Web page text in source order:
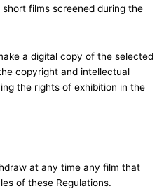
films screened during the
a digital copy of the selected
copyright and intellectual
the rights of exhibition in the
at any time any film that
of these Regulations.